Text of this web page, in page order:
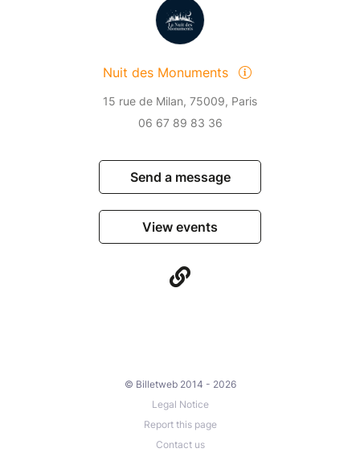
Nuit des Monuments
15 rue de Milan, 75009, Paris
06 67 89 83 36
Send a message
View events
© Billetweb 2014 - 2026
Legal Notice
Report this page
Contact us